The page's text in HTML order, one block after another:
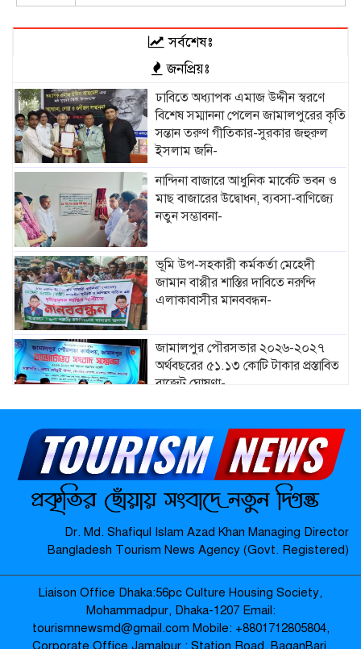
সর্বশেষঃ
জনপ্রিয়ঃ
ঢাবিতে অধ্যাপক এমাজ উদ্দীন স্বরণে
বিশেষ সম্মাননা পেলেন জামালপুরের কৃতি
সন্তান তরুণ গীতিকার-সুরকার জহুরুল
ইসলাম জনি-
নান্দিনা বাজারে আধুনিক মার্কেট ভবন ও
মাছ বাজারের উদ্বোধন, ব্যবসা-বাণিজ্যে
নতুন সম্ভাবনা-
ভূমি উপ-সহকারী কর্মকর্তা মেহেদী
জামান বাপ্পীর শাস্তির দাবিতে নরুন্দি
এলাকাবাসীর মানববন্ধন-
জামালপুর পৌরসভার ২০২৬-২০২৭
অর্থবছরের ৫১.১৩ কোটি টাকার প্রস্তাবিত
বাজেট ঘোষণা-
মাদারগঞ্জে নারী ও শিশু সুরক্ষা বিষয়ে
সচেতনতামূলক সভা অনুষ্ঠিত-
মাদারগঞ্জে বিএনপির বৃক্ষরোপণ কর্মসূচি
অনুষ্ঠিত-
জামালপুর যৌনপল্লীতে ডিবি পুলিশের
অভিযান: ৬০০ গ্রাম গাঁজা উদ্ধার, নারীসহ
গ্রেপ্তার ৩ –
Dr. Md. Shafiqul Islam Azad Khan Managing Director
Bangladesh Tourism News Agency (Govt. Registered)
Liaison Office Dhaka:56pc Culture Housing Society,
Mohammadpur, Dhaka-1207 Email:
tourismnewsmd@gmail.com Mobile: ‪+8801712805804‬,
Corporate Office Jamalpur : Station Road, BaganBari,